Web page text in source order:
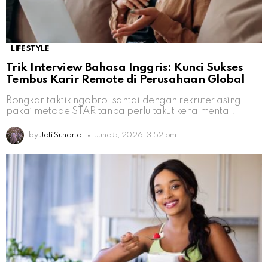
LIFESTYLE
Trik Interview Bahasa Inggris: Kunci Sukses
Tembus Karir Remote di Perusahaan Global
Bongkar taktik ngobrol santai dengan rekruter asing
pakai metode STAR tanpa perlu takut kena mental.
by Jati Sunarto June 5, 2026, 3:52 pm